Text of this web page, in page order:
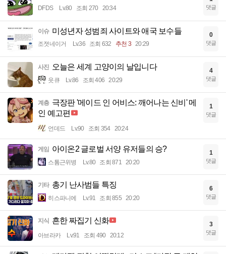
DFDS Lv.80 조회 270 20:34 댓글
이슈 미성년자 성범죄 사이트와 애국 보수들
조졋네이거 Lv.36 조회 632 추천 3 20:29
0
댓글
사진 오늘은 세계 고양이의 날입니다
읏큐 Lv.86 조회 406 20:29
4
댓글
계층 극장판 '메이드 인 어비스: 깨어나는 신비' 메
인 예고편
언데드 Lv.90 조회 354 20:24
1
댓글
게임 아이온2 글로벌 서양 유저들의 승?
스톰근위병 Lv.80 조회 871 20:20
1
댓글
기타 총기 난사범들 특징
히스파니에 Lv.91 조회 855 20:20
6
댓글
지식 흔한 짜집기 신화
아브라카 Lv.91 조회 490 20:12
3
댓글